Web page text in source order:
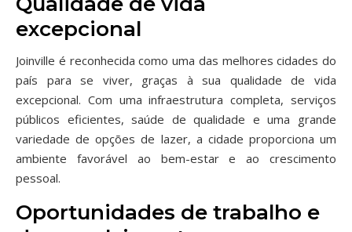
excepcional
Joinville é reconhecida como uma das melhores cidades do
país para se viver, graças à sua qualidade de vida
excepcional. Com uma infraestrutura completa, serviços
públicos eficientes, saúde de qualidade e uma grande
variedade de opções de lazer, a cidade proporciona um
ambiente favorável ao bem-estar e ao crescimento
pessoal.
Oportunidades de trabalho e